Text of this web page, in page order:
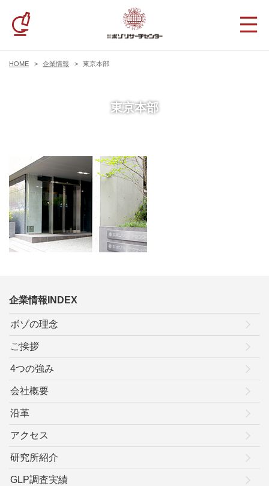
HOME 企業情報 東京本部
東京本部
企業情報INDEX
ボゾの理念
ご挨拶
4つの強み
会社概要
沿革
アクセス
研究所紹介
GLP調査実績